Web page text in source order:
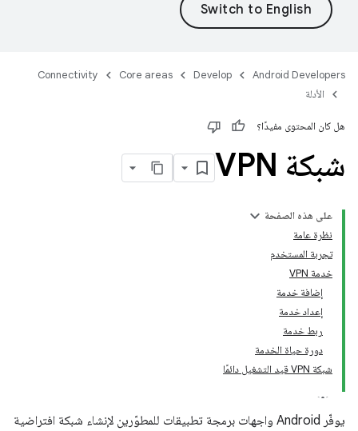
Android Developers
Develop
Core areas
Connectivity
الأدلة
هل كان المحتوى مفيدًا؟
شبكة VPN
على هذه الصفحة
نظرة عامة
تجربة المستخدم
خدمة VPN
إضافة خدمة
إعداد خدمة
ربط خدمة
دورة حياة الخدمة
شبكة VPN قيد التشغيل دائمًا
يوفّر Android واجهات برمجة تطبيقات للمطوّرين لإنشاء شبكة افتراضية